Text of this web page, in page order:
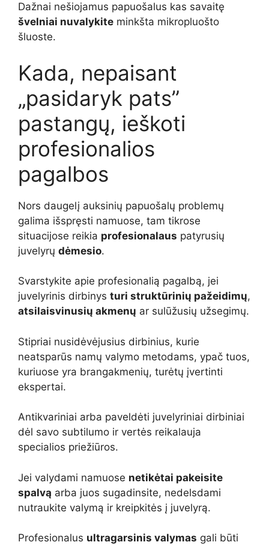
Dažnai nešiojamus papuošalus kas savaitę
švelniai nuvalykite minkšta mikropluošto
šluoste.
Kada, nepaisant
„pasidaryk pats”
pastangų, ieškoti
profesionalios
pagalbos
Nors daugelį auksinių papuošalų problemų
galima išspręsti namuose, tam tikrose
situacijose reikia profesionalaus patyrusių
juvelyrų dėmesio.
Svarstykite apie profesionalią pagalbą, jei
juvelyrinis dirbinys turi struktūrinių pažeidimų,
atsilaisvinusių akmenų ar sulūžusių užsegimų.
Stipriai nusidėvėjusius dirbinius, kurie
neatsparūs namų valymo metodams, ypač tuos,
kuriuose yra brangakmenių, turėtų įvertinti
ekspertai.
Antikvariniai arba paveldėti juvelyriniai dirbiniai
dėl savo subtilumo ir vertės reikalauja
specialios priežiūros.
Jei valydami namuose netikėtai pakeisite
spalvą arba juos sugadinsite, nedelsdami
nutraukite valymą ir kreipkitės į juvelyrą.
Profesionalus ultragarsinis valymas gali būti